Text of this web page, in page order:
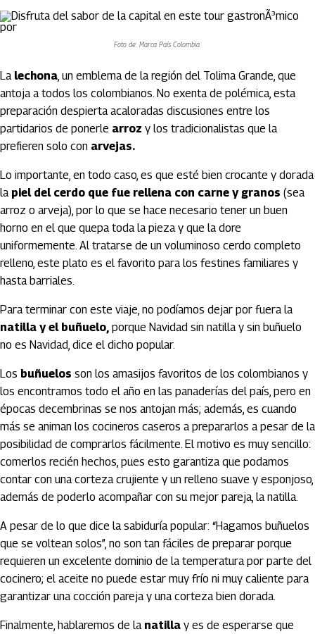
Foto de: Marca País Colombia
Lalechona, un emblema de la región del Tolima Grande, que
antoja a todos los colombianos. No exenta de polémica, esta
preparación despierta acaloradas discusiones entre los
partidarios de ponerle arroz y los tradicionalistas que la
prefieren solo con arvejas.
Lo importante, en todo caso, es que esté bien crocante y dorada
la piel del cerdo que fue rellena con carne y granos (sea
arroz o arveja), por lo que se hace necesario tener un buen
horno en el que quepa toda la pieza y que la dore
uniformemente. Al tratarse de un voluminoso cerdo completo
relleno, este plato es el favorito para los festines familiares y
hasta barriales.
Para terminar con este viaje, no podíamos dejar por fuera la
natilla y el buñuelo, porque Navidad sin natilla y sin buñuelo
no es Navidad, dice el dicho popular.
Los buñuelos son los amasijos favoritos de los colombianos y
los encontramos todo el año en las panaderías del país, pero en
épocas decembrinas se nos antojan más; además, es cuando
más se animan los cocineros caseros a prepararlos a pesar de la
posibilidad de comprarlos fácilmente. El motivo es muy sencillo:
comerlos recién hechos, pues esto garantiza que podamos
contar con una corteza crujiente y un relleno suave y esponjoso,
además de poderlo acompañar con su mejor pareja, la natilla.
A pesar de lo que dice la sabiduría popular: “Hagamos buñuelos
que se voltean solos”, no son tan fáciles de preparar porque
requieren un excelente dominio de la temperatura por parte del
cocinero; el aceite no puede estar muy frío ni muy caliente para
garantizar una cocción pareja y una corteza bien dorada.
Finalmente, hablaremos de la natilla y es de esperarse que